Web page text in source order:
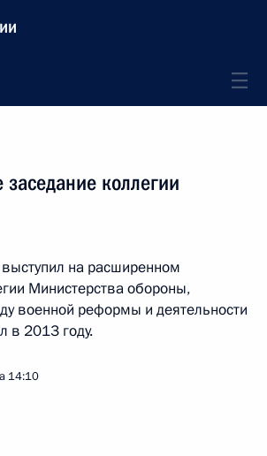
коллегии
на расширенном
Министерства обороны,
военной реформы и деятельности
в 2013 году.
14:10